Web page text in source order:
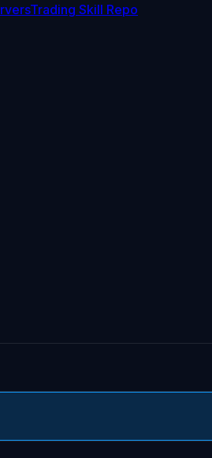
Trading Skill Repo